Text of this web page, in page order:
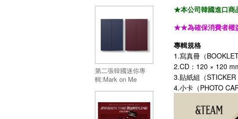
Alnum:Mark on Me
第二張韓國迷你專
輯:Mark on Me
Alnum:Mark on Me
(CRAVE YOU Ver.)
★本公司韓國進口商
★★為確保消費者權
專輯規格
1.寫真冊（
2.CD：120 × 120
3.貼紙組（
4.小卡（PHOTO